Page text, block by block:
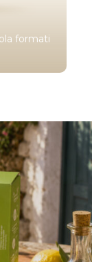
formati